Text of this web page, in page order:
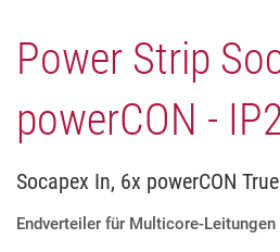
Power Strip
powerCON -
Socapex In, 6x powerCON
Endverteiler für Multicore-Leitungen